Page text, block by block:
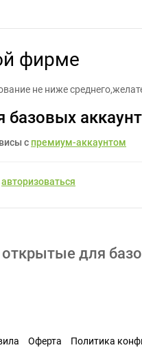
фирме
не ниже
с премиум-аккаунтом
авторизоваться
для
Оферта Политика